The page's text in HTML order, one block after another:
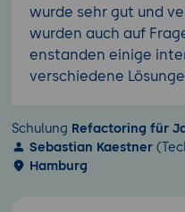
wurde sehr gut und
wurden auch auf
enstanden einige
verschiedene
Schulung Refactoring für
Sebastian Kaestner
Hamburg